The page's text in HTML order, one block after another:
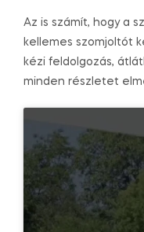
Az is számít, hogy a
kellemes szomjoltót
kézi feldolgozás,
minden részletet